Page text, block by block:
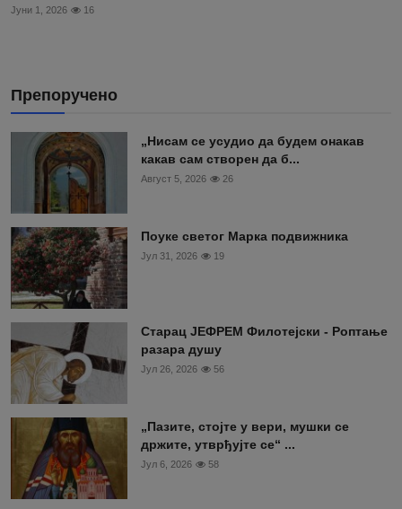
Јуни 1, 2026 16
Препоручено
„Нисам се усудио да будем онакав
какав сам створен да б...
Август 5, 2026 26
Поуке светог Марка подвижника
Јул 31, 2026 19
Старац ЈЕФРЕМ Филотејски - Роптање
разара душу
Јул 26, 2026 56
„Пазите, стојте у вери, мушки се
држите, утврђујте се“ ...
Јул 6, 2026 58